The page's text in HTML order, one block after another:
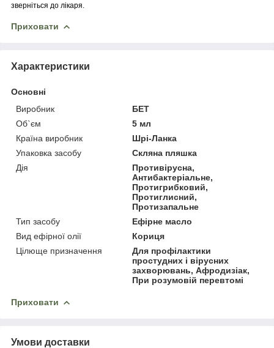
зверніться до лікаря.
Приховати
Характеристики
Основні
Виробник
БЕТ
Об`єм
5 мл
Країна виробник
Шрі-Ланка
Упаковка засобу
Скляна пляшка
Дія
Противірусна,
Антибактеріальне,
Протигрибковий,
Протиглисний,
Протизапальне
Тип засобу
Ефірне масло
Вид ефірної олії
Кориця
Цілюще призначення
Для профілактики
простудних і вірусних
захворювань, Афродизіак,
При розумовій перевтомі
Приховати
Умови доставки